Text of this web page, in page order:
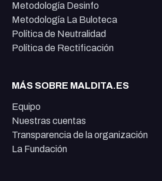
Metodología Desinfo
Metodología La Buloteca
Política de Neutralidad
Política de Rectificación
MÁS SOBRE MALDITA.ES
Equipo
Nuestras cuentas
Transparencia de la organización
La Fundación